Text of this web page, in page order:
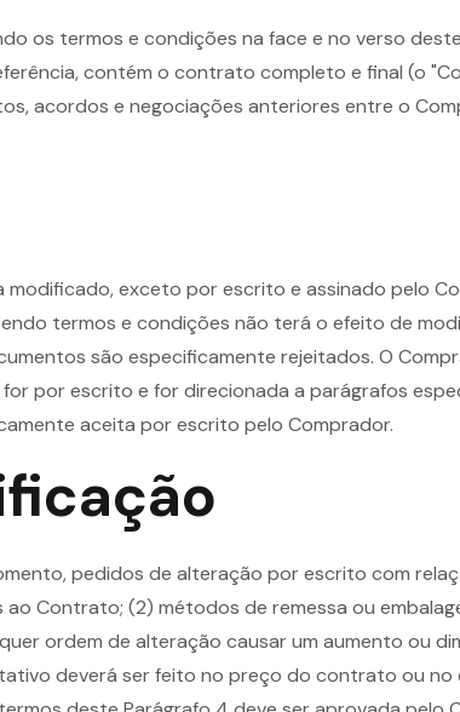
os termos e condições na face e no verso
contém o contrato completo e final (o
acordos e negociações anteriores entre o
exceto por escrito e assinado pelo
termos e condições não terá o efeito de
são especificamente rejeitados. O
por escrito e for direcionada a parágrafos
aceita por escrito pelo Comprador.
pedidos de alteração por escrito com
Contrato; (2) métodos de remessa ou
ordem de alteração causar um aumento ou
deverá ser feito no preço do contrato ou no